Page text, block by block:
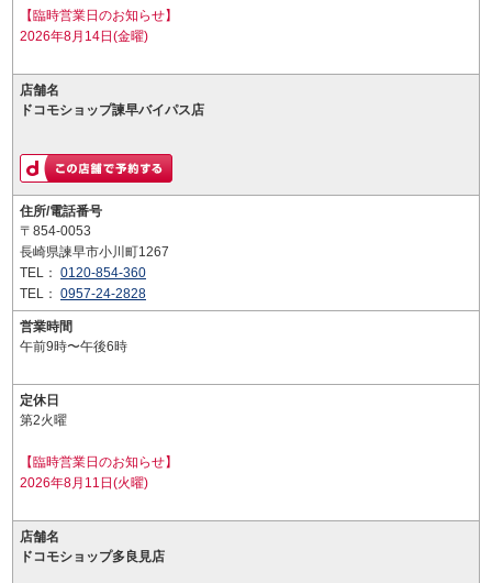
【臨時営業日のお知らせ】
2026年8月14日(金曜)
店舗名
ドコモショップ諫早バイパス店
住所/電話番号
〒854-0053
長崎県諫早市小川町1267
TEL： 0120-854-360
TEL： 0957-24-2828
営業時間
午前9時〜午後6時
定休日
第2火曜
【臨時営業日のお知らせ】
2026年8月11日(火曜)
店舗名
ドコモショップ多良見店